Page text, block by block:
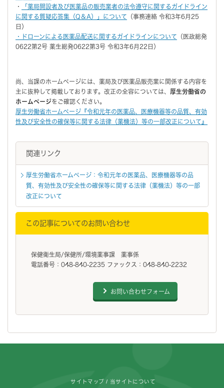
・
「薬局開設者及び医薬品の販売業者の法令遵守に関するガイドライン
に関する質疑応答集（Q＆A）」について （事務連絡 令和3年6月25
日）
・ドローンによる医薬品配送に関するガイドラインについて （医政総発
0622第2号 薬生総発0622第3号 令和3年6月22日）
尚、当課のホームページには、薬局及び医薬品販売業に関係する内容を
主に抜粋して掲載しております。改正の全容については、 厚生労働省の
ホームページをご確認ください。
厚生労働省ホームページ『令和元年の医薬品、医療機器等の品質、有効
性及び安全性の確保等に関する法律（薬機法）等の一部改正について』
関連リンク
厚生労働省ホームページ：令和元年の医薬品、医療機器等の品
質、有効性及び安全性の確保等に関する法律（薬機法）等の一部
改正について
この記事についてのお問い合わせ
保健衛生局/保健所/環境薬事課 薬事係
電話番号：048-840-2235 ファックス：048-840-2232
お問い合わせフォーム
サイトマップ 当サイトについて